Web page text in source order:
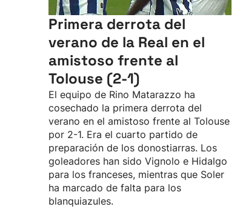
Primera derrota del
verano de la Real en el
amistoso frente al
Tolouse (2-1)
El equipo de Rino Matarazzo ha
cosechado la primera derrota del
verano en el amistoso frente al Tolouse
por 2-1. Era el cuarto partido de
preparación de los donostiarras. Los
goleadores han sido Vignolo e Hidalgo
para los franceses, mientras que Soler
ha marcado de falta para los
blanquiazules.